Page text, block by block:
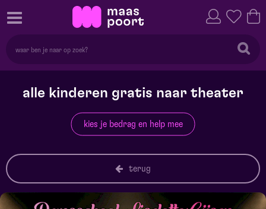
alle kinderen gratis naar theater
kies je bedrag en help mee
terug